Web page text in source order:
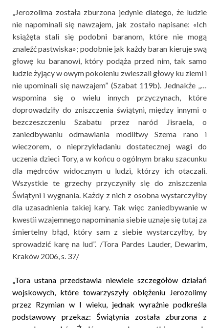
„Jerozolima została zburzona jedynie dlatego, że ludzie
nie napominali się nawzajem, jak zostało napisane: «Ich
książęta stali się podobni baranom, które nie mogą
znaleźć pastwiska»; podobnie jak każdy baran kieruje swą
głowę ku baranowi, który podąża przed nim, tak samo
ludzie żyjący w owym pokoleniu zwieszali głowy ku ziemi i
nie upominali się nawzajem” (Szabat 119b). Jednakże „…
wspomina się o wielu innych przyczynach, które
doprowadziły do zniszczenia świątyni, między innymi o
bezczeszczeniu Szabatu przez naród Jisraela, o
zaniedbywaniu odmawiania modlitwy Szema rano i
wieczorem, o nieprzykładaniu dostatecznej wagi do
uczenia dzieci Tory, a w końcu o ogólnym braku szacunku
dla mędrców widocznym u ludzi, którzy ich otaczali.
Wszystkie te grzechy przyczyniły się do zniszczenia
Świątyni i wygnania. Każdy z nich z osobna wystarczyłby
dla uzasadnienia takiej kary. Tak więc zaniedbywanie w
kwestii wzajemnego napominania siebie uznaje się tutaj za
śmiertelny błąd, który sam z siebie wystarczyłby, by
sprowadzić karę na lud”. /Tora Pardes Lauder, Dewarim,
Kraków 2006, s. 37/
„Tora ustana przedstawia niewiele szczegółów działań
wojskowych, które towarzyszyły oblężeniu Jerozolimy
przez Rzymian w I wieku, jednak wyraźnie podkreśla
podstawowy przekaz: Świątynia została zburzona z